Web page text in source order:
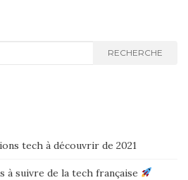
RECHERCHE
tech à découvrir de 2021
à suivre de la tech française